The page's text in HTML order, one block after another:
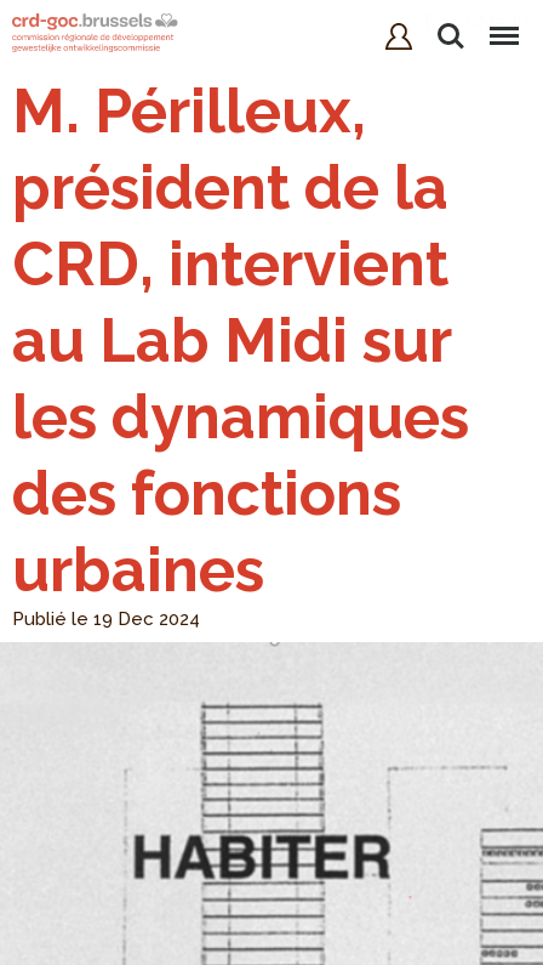
Rechercher
Menu
M. Périlleux,
président de la
CRD, intervient
au Lab Midi sur
les dynamiques
des fonctions
urbaines
Publié le 19 Dec 2024